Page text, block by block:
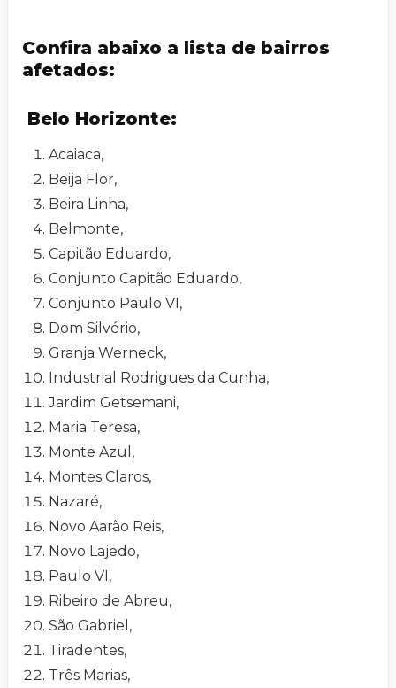
Confira abaixo a lista de bairros
afetados:
Belo Horizonte:
Acaiaca,
Beija Flor,
Beira Linha,
Belmonte,
Capitão Eduardo,
Conjunto Capitão Eduardo,
Conjunto Paulo VI,
Dom Silvério,
Granja Werneck,
Industrial Rodrigues da Cunha,
Jardim Getsemani,
Maria Teresa,
Monte Azul,
Montes Claros,
Nazaré,
Novo Aarão Reis,
Novo Lajedo,
Paulo VI,
Ribeiro de Abreu,
São Gabriel,
Tiradentes,
Três Marias,